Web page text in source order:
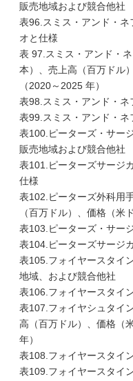
販売地域および競合他社
表96.スミス・アンド・ネ
オと仕様
表 97.スミス・アンド・
本）、売上高（百万ドル
（2020～2025 年）
表98.スミス・アンド・ネ
表99.スミス・アンド・ネ
表100.ピーターズ・サー
販売地域および競合他社
表101.ピーターズサージ
仕様
表102.ピーターズ外科用
（百万ドル）、価格（米
表103.ピーターズ・サー
表104.ピーターズサージ
表105.フォイヤースタイ
地域、および競合他社
表106.フォイヤースタイ
表107.フォイヤシュタイ
高（百万ドル）、価格（
年）
表108.フォイヤースタイ
表109.フォイヤースタイ